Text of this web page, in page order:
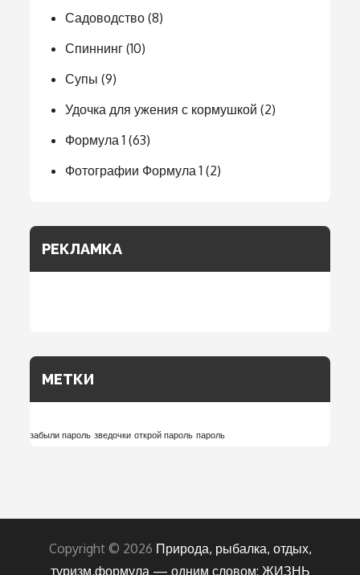
Садоводство (8)
Спиннинг (10)
Супы (9)
Удочка для ужения с кормушкой (2)
Формула 1 (63)
Фотографии Формула 1 (2)
РЕКЛАМКА
МЕТКИ
забыли пароль зведочки открой пароль пароль
Copyright © 2026 Природа, рыбалка, отдых,
туризм,формула — одним словом: ЖИЗНЬ